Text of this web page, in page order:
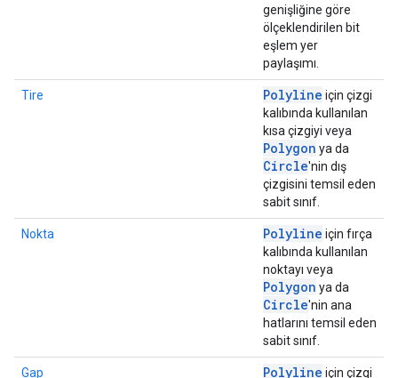
genişliğine göre
ölçeklendirilen bit
eşlem yer
paylaşımı.
Tire Polyline için çizgi
kalıbında kullanılan
kısa çizgiyi veya
Polygon ya da
Circle'nin dış
çizgisini temsil eden
sabit sınıf.
Nokta Polyline için fırça
kalıbında kullanılan
noktayı veya
Polygon ya da
Circle'nin ana
hatlarını temsil eden
sabit sınıf.
Gap Polyline için çizgi